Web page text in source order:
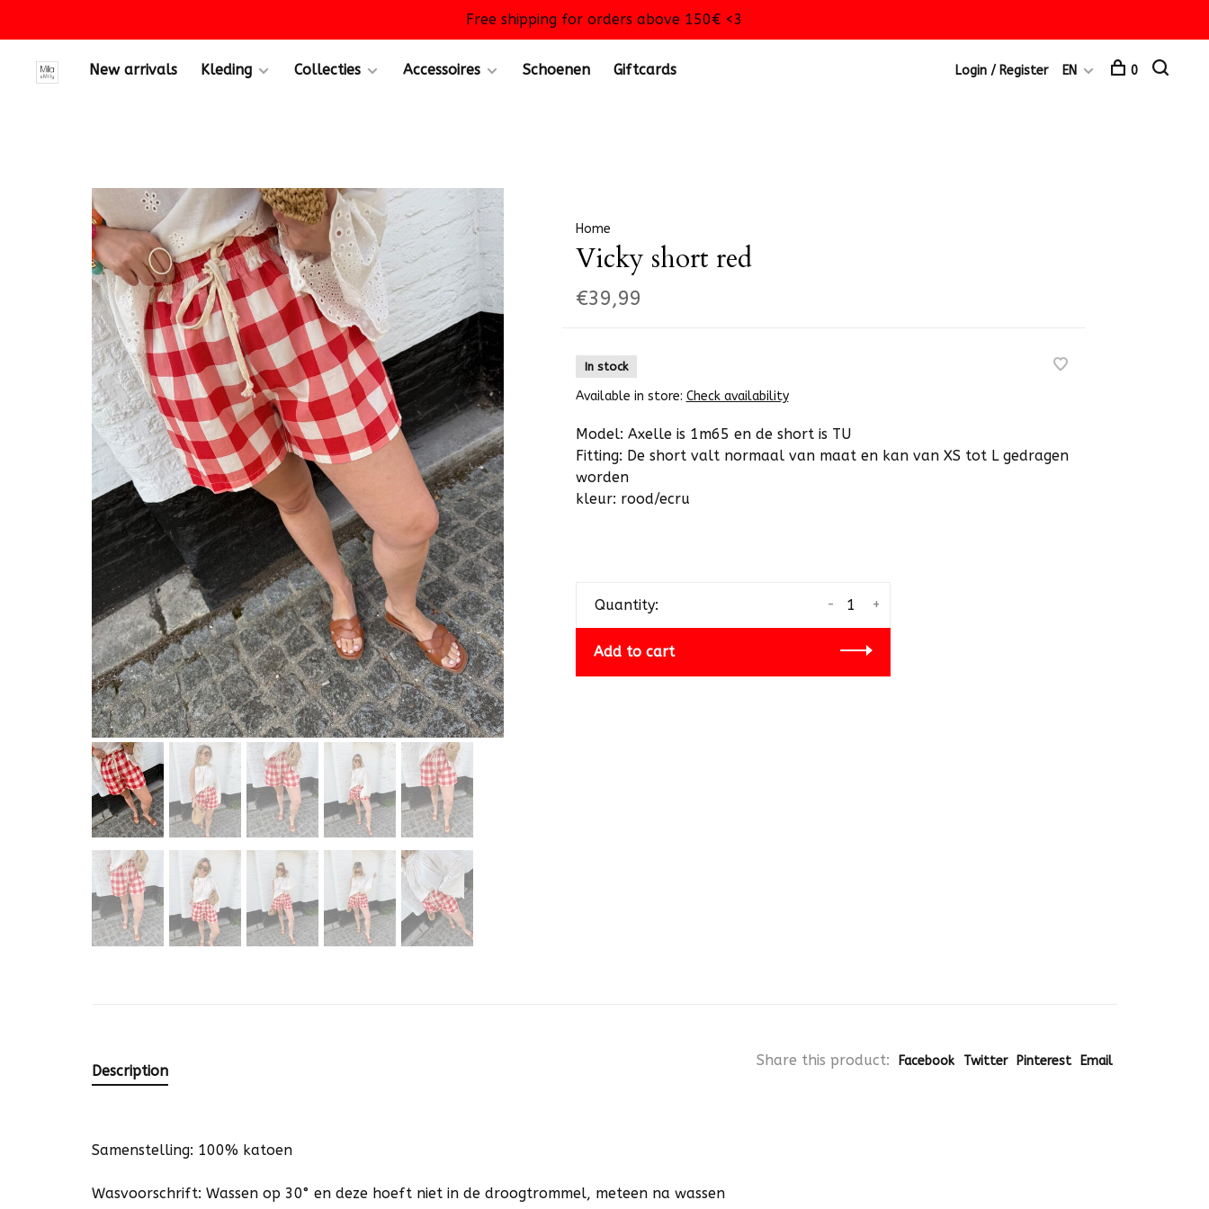
Free shipping for orders above 150€ <3
New arrivals Kleding Collecties Accessoires Schoenen Giftcards Login / Register EN 0
Home
Vicky short red
€39,99
In stock
Available in store: Check availability
Model: Axelle is 1m65 en de short is TU
Fitting: De short valt normaal van maat en kan van XS tot L gedragen
worden
kleur: rood/ecru
Quantity: +
-
Add to cart
Share this product: Facebook Twitter Pinterest Email
Description
Samenstelling: 100% katoen
Wasvoorschrift: Wassen op 30° en deze hoeft niet in de droogtrommel, meteen na wassen